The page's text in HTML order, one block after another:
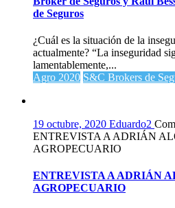
de Seguros
¿Cuál es la situación de la
actualmente? “La inseguridad
lamentablemente,...
Agro 2020 S&C Brokers de
19 octubre, 2020 Eduardo2
ENTREVISTA A ADRIÁN
AGROPECUARIO
ENTREVISTA A ADRIÁN
AGROPECUARIO